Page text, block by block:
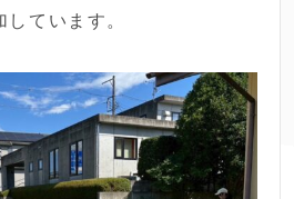
ています。